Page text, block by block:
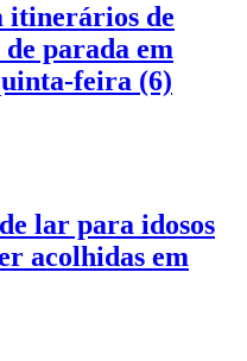
itinerários de
parada em
feira (6)
lar para idosos
acolhidas em